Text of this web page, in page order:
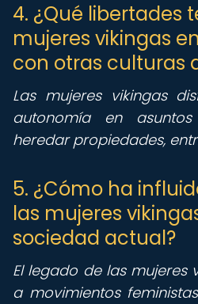
4. ¿Qué libertades
mujeres vikingas
con otras culturas
Las mujeres vikingas
autonomía en
heredar propiedades,
5. ¿Cómo ha
las mujeres
sociedad actual?
El legado de las mujeres
a movimientos